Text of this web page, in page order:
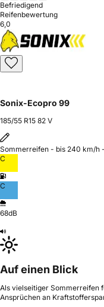
Befriedigend
Reifenbewertung
6,0
Sonix-Ecopro 99
185/55 R15 82 V
Sommerreifen - bis 240 km/h
C
C
68dB
Auf einen Blick
Als vielseitiger Sommerreifen
Ansprüchen an